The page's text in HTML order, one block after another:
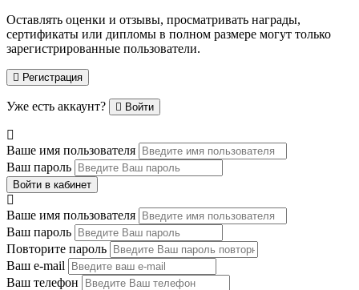
Оставлять оценки и отзывы, просматривать награды,
сертификаты или дипломы в полном размере могут только
зарегистрированные пользователи.
Регистрация
Уже есть аккаунт? Войти
Ваше имя пользователя
Ваш пароль
Войти в кабинет
Ваше имя пользователя
Ваш пароль
Повторите пароль
Ваш e-mail
Ваш телефон